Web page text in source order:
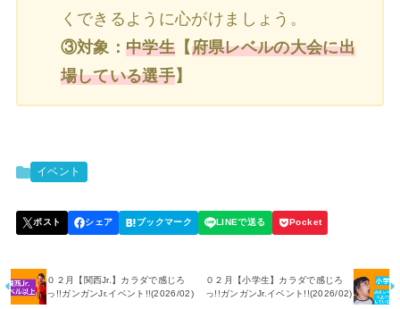
くできるように心がけましょう。
③対象：中学生 【府県レベルの大会に出
場している選手】
イベント
０２月【関西Jr.】カラダで感じろ
っ!!ガンガンJr.イベント!!(2026/02)
０２月【小学生】カラダで感じろ
っ!!ガンガンJr.イベント!!(2026/02)